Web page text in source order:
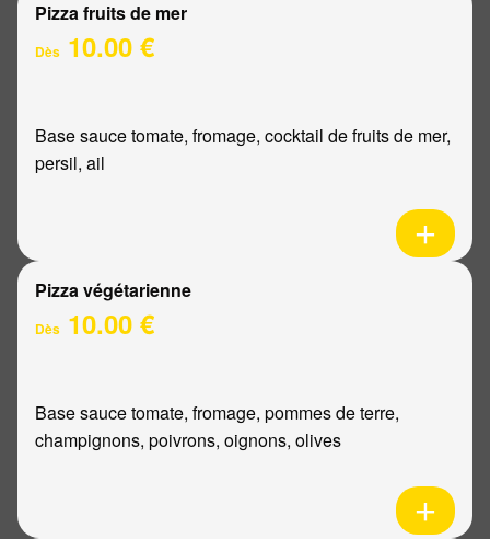
Pizza fruits de mer
Dès 10.00 €
Base sauce tomate, fromage, cocktail de fruits de mer,
persil, ail
Pizza végétarienne
Dès 10.00 €
Base sauce tomate, fromage, pommes de terre,
champignons, poivrons, oignons, olives